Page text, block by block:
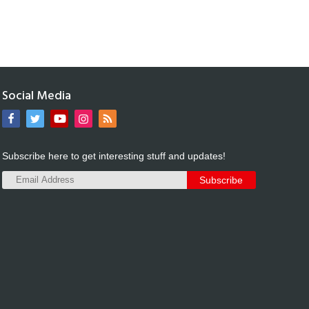
Social Media
Subscribe here to get interesting stuff and updates!